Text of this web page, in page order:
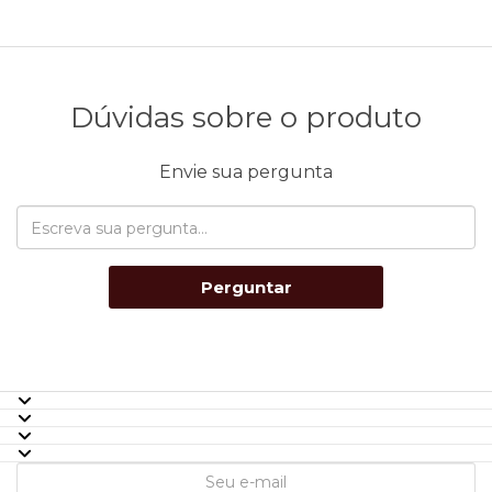
Dúvidas sobre o produto
Envie sua pergunta
Perguntar